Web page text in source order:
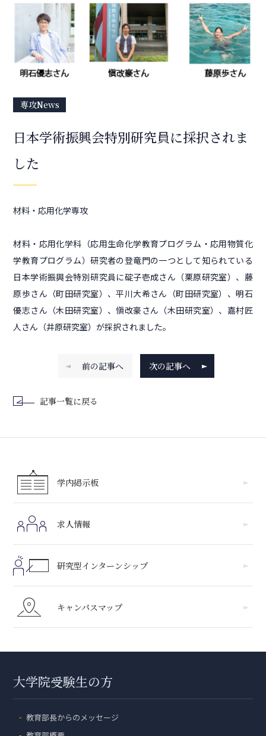
専攻News
日本学術振興会特別研究員に採択されま
した
材料・応用化学専攻
材料・応用化学科（応用生命化学教育プログラム・応用物質化
学教育プログラム）研究者の登竜門の一つとして知られている
日本学術振興会特別研究員に碇子壱成さん（栗原研究室）、藤
原歩さん（町田研究室）、平川大希さん（町田研究室）、明石
優志さん（木田研究室）、愼改豪さん（木田研究室）、嘉村匠
人さん（井原研究室）が採択されました。
記事一覧に戻る
前の記事へ 次の記事へ
学内掲示板
求人情報
研究型インターンシップ
キャンパスマップ
大学院受験生の方
教育部長からのメッセージ